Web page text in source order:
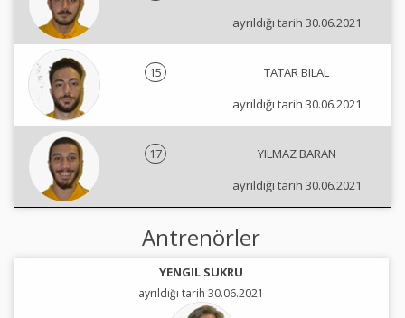
ayrıldığı tarih 30.06.2021
15
TATAR BILAL
ayrıldığı tarih 30.06.2021
17
YILMAZ BARAN
ayrıldığı tarih 30.06.2021
Antrenörler
YENGIL SUKRU
ayrıldığı tarih 30.06.2021